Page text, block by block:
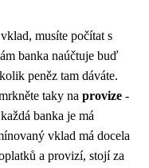
, musíte počítat s
banka naúčtuje buď
peněz tam dáváte.
taky na provize -
banka je má
vklad má docela
a provizí, stojí za